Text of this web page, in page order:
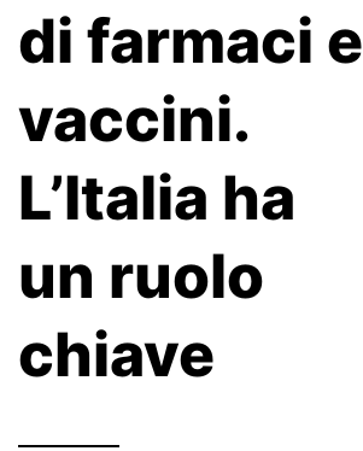
di farmaci e
vaccini.
L’Italia ha
un ruolo
chiave